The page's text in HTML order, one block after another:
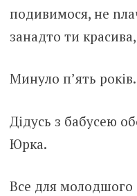
подивимося, не
занадто ти
Минуло п’ять років.
Дідусь з бабусею
Юрка.
Все для молодшого